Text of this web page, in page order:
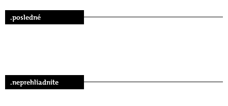
.posledné
.neprehliadnite